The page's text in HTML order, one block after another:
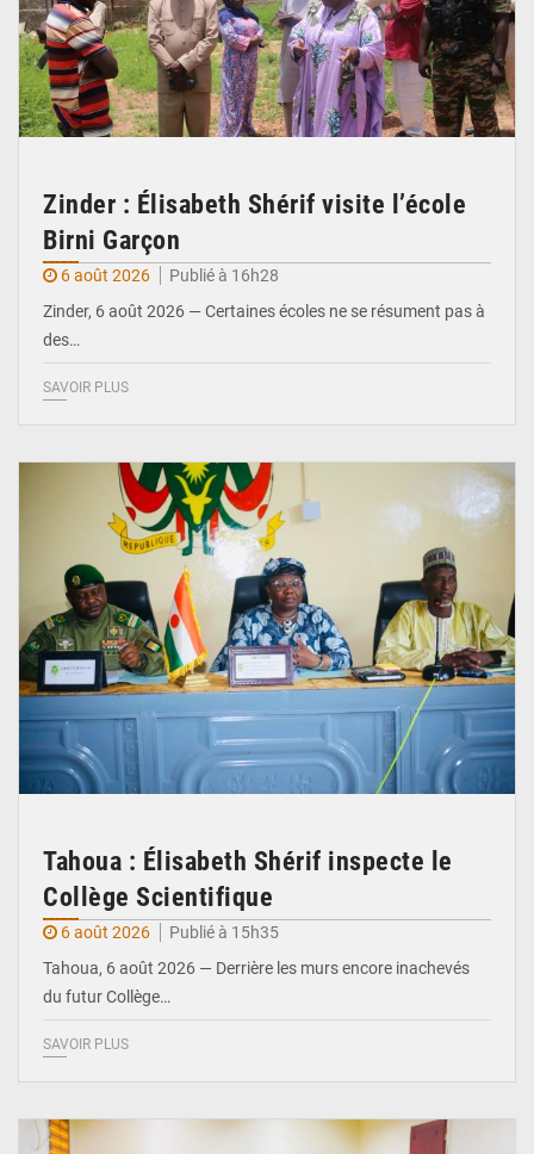
Zinder : Élisabeth Shérif visite l’école
Birni Garçon
6 août 2026
Publié à 16h28
Zinder, 6 août 2026 — Certaines écoles ne se résument pas à
des…
SAVOIR PLUS
Tahoua : Élisabeth Shérif inspecte le
Collège Scientifique
6 août 2026
Publié à 15h35
Tahoua, 6 août 2026 — Derrière les murs encore inachevés
du futur Collège…
SAVOIR PLUS